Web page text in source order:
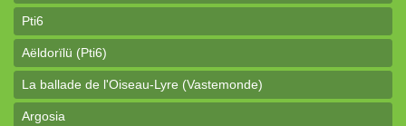
Pti6
Aëldorïlü (Pti6)
La ballade de l'Oiseau-Lyre (Vastemonde)
Argosia